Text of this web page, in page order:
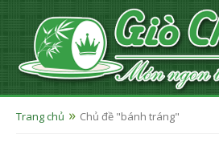
Trang chủ Chủ đề "bánh tráng"